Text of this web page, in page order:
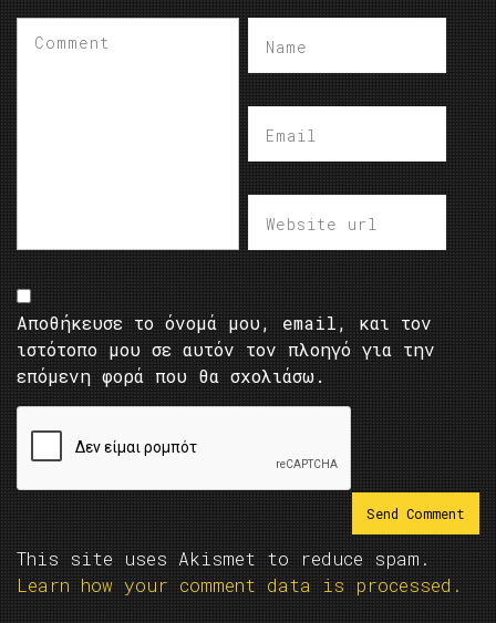
Αποθήκευσε το όνομά μου, email, και τον
ιστότοπο μου σε αυτόν τον πλοηγό για την
επόμενη φορά που θα σχολιάσω.
This site uses Akismet to reduce spam.
Learn how your comment data is processed.